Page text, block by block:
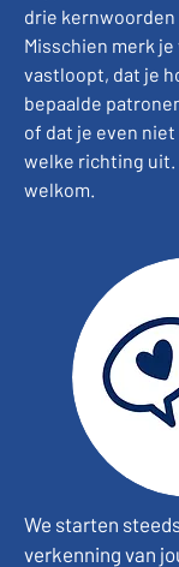
drie kernwoorden
Misschien merk
vastloopt, dat je
bepaalde
of dat je even
welke richting uit.
welkom.
We starten
verkenning van